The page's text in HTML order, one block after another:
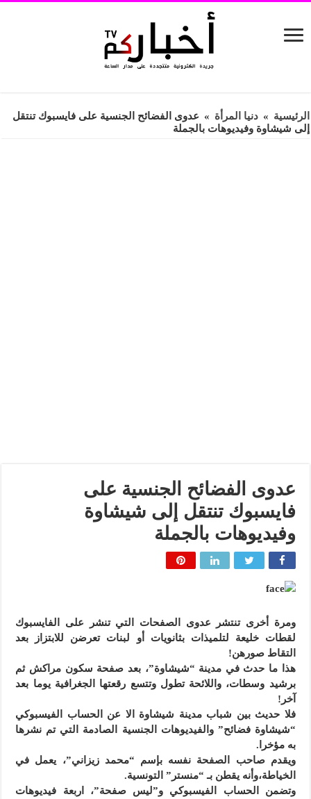
الرئيسية » دنيا المرأة » عدوى الفضائح الجنسية على فايسبوك تنتقل
إلى شيشاوة وفيديوهات بالجملة
عدوى الفضائح الجنسية على
فايسبوك تنتقل إلى شيشاوة
وفيديوهات بالجملة
ومرة أخرى تنتشر عدوى الصفحات التي تنشر على الفايسبوك
لقطات خليعة لتلميذات بثانويات أو لبنات تعرضن للابتزاز بعد
التقاط صورهن!
هذا ما حدث في مدينة “شيشاوة”، بعد صفحة سكون مراكش ثم
برشيد وسطات، واللائحة تطول وتتسع رقعتها الجغرافية يوما بعد
آخر!
فلا حديث بين شباب مدينة شيشاوة الا عن الحساب الفيسبوكي
“شيشاوة فضائح” والفيديوهات الجنسية الصادمة التي تم نشرها
به مؤخرا.
ويقدم صاحب الصفحة نفسه بإسم “محمد زيزاني”، يعمل في
الخياطة،وأنه يقطن بـ “منستر” التونسية.
وتضمن الحساب الفيسبوكي و”ليس صفحة”، اربعة فيديوهات